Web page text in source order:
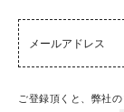
ご登録頂くと、弊社